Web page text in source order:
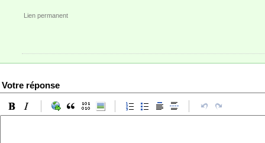
Lien permanent
Votre réponse